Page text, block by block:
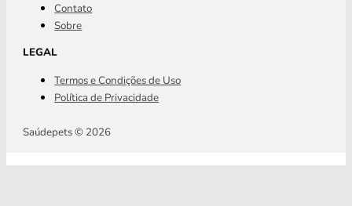
Contato
Sobre
LEGAL
Termos e Condições de Uso
Política de Privacidade
Saúdepets © 2026